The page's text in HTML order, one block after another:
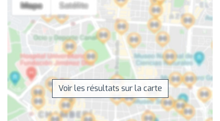
Voir les résultats sur la carte